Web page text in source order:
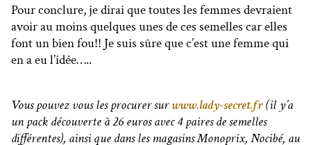
Pour conclure, je dirai que toutes les femmes devraient
avoir au moins quelques unes de ces semelles car elles
font un bien fou!! Je suis sûre que c’est une femme qui
en a eu l’idée…..
Vous pouvez vous les procurer surwww.lady-secret.fr(il y’a
un pack découverte à 26 euros avec 4 paires de semelles
différentes), ainsi que dans les magasins Monoprix, Nocibé, au